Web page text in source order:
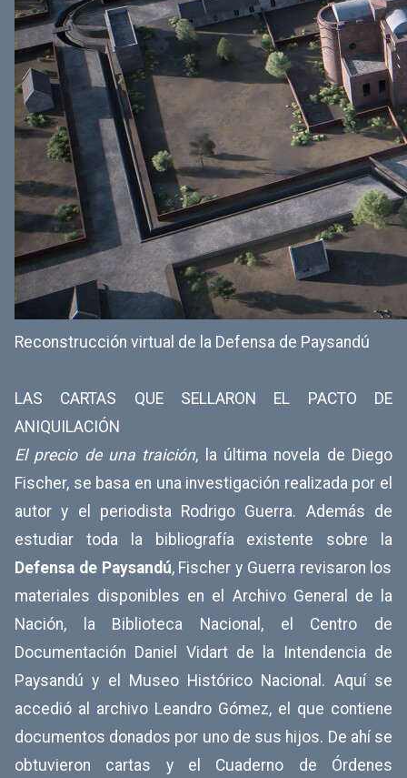
Reconstrucción virtual de la Defensa de Paysandú
LAS CARTAS QUE SELLARON EL PACTO DE
ANIQUILACIÓN
El precio de una traición, la última novela de Diego
Fischer, se basa en una investigación realizada por el
autor y el periodista Rodrigo Guerra. Además de
estudiar toda la bibliografía existente sobre la
Defensa de Paysandú, Fischer y Guerra revisaron los
materiales disponibles en el Archivo General de la
Nación, la Biblioteca Nacional, el Centro de
Documentación Daniel Vidart de la Intendencia de
Paysandú y el Museo Histórico Nacional. Aquí se
accedió al archivo Leandro Gómez, el que contiene
documentos donados por uno de sus hijos. De ahí se
obtuvieron cartas y el Cuaderno de Órdenes